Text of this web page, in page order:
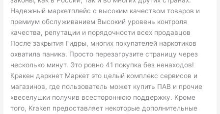
Надежный маркетплейс с высоким качеством товаров и
премиум обслуживанием Высокий уровень контроля
качества, репутации и порядочности всех продавцов
После закрытия Гидры, многих покупателей наркотиков
охватила паника. Просто перезагрузите страницу через
несколько минут. Это ровно 41 покупка без ненаходов!
Кракен даркнет Маркет это целый комплекс сервисов и
магазинов, где пользователь может купить ПАВ и прочие
«веселушки получив всестороннюю поддержку. Кроме
того, Kraken предоставляет некоторые дополнительные